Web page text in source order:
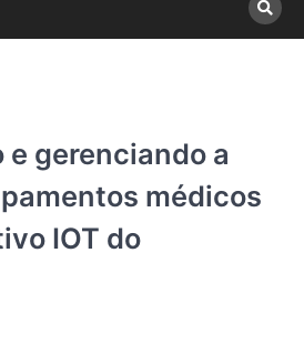
gerenciando a
médicos
IOT do